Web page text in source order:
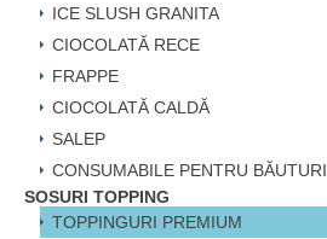
ICE SLUSH GRANITA
CIOCOLATĂ RECE
FRAPPE
CIOCOLATĂ CALDĂ
SALEP
CONSUMABILE PENTRU BĂUTURI
SOSURI TOPPING
TOPPINGURI PREMIUM